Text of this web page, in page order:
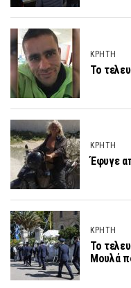
ΚΡΗΤΗ
Το
ΚΡΗΤΗ
Έφυγε
ΚΡΗΤΗ
Το
Μουλά